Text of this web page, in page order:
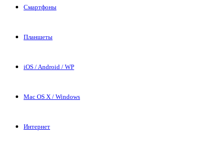
Смартфоны
Планшеты
iOS / Android / WP
Mac OS X / Windows
Интернет